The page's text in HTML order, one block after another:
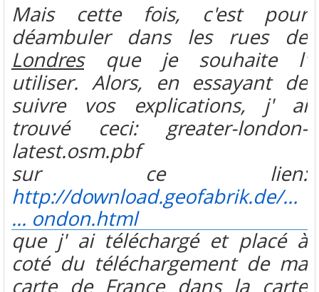
Mais cette fois, c'est pour
déambuler dans les rues de
Londresque je souhaite l'
utiliser. Alors, en essayant de
suivre vos explications, j' ai
trouvé ceci: greater-london-
latest.osm.pbf
sur ce lien:
http://download.geofabrik.de/
... ondon.html
que j' ai téléchargé et placé à
coté du téléchargement de ma
carte de France dans la carte